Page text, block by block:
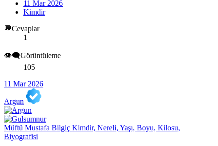
11 Mar 2026
Kimdir
💬Cevaplar
1
👁️‍🗨️Görüntüleme
105
11 Mar 2026
Argun
Müftü Mustafa Bilgiç Kimdir, Nereli, Yaşı, Boyu, Kilosu,
Biyografisi